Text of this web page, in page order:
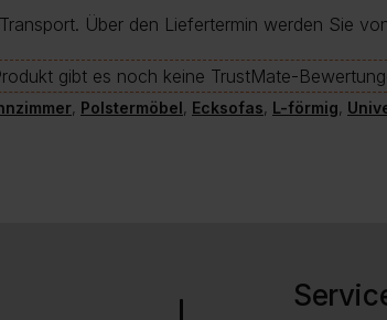
Über den Liefertermin werden Sie
gibt es noch keine TrustMate-
, Polstermöbel, Ecksofas, L-förmig,